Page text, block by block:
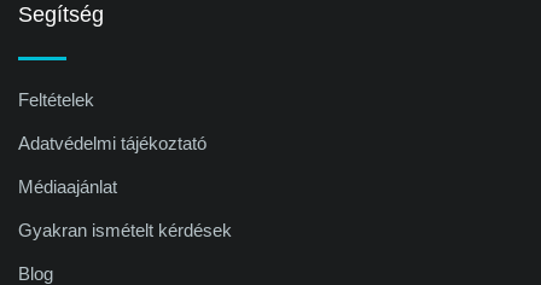
Segítség
Feltételek
Adatvédelmi tájékoztató
Médiaajánlat
Gyakran ismételt kérdések
Blog